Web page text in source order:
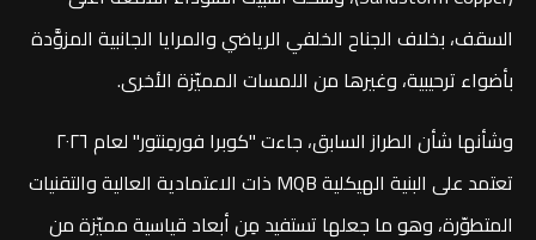
السقف، بخلاف الجناح الخلفي الرياضي والمرايا الجانبية المزوَّدة
بأضواء ترحيبية، وغيرها من اللمسات المميّزة الأخرى.
وشأنها شأن الطراز السابق، جاءت "كوبرا فورمِنتور" لعام ٢٠٢٦
تعتمد على البنية الهيكلية MQB ذات الاعتمادية العالية والتقنيات
المتطوّرة، وهو ما جعلها تستفيد مِن أبعاد قياسية مميّزة من